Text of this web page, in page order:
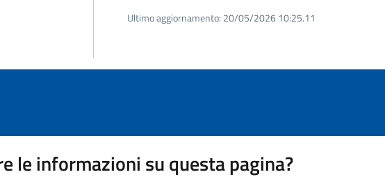
Ultimo aggiornamento: 20/05/2026 10:25.11
le informazioni su questa pagina?